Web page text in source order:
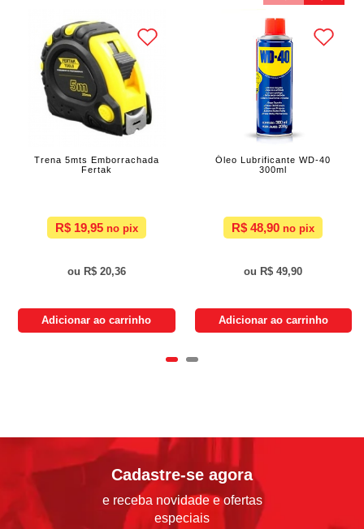
Trena 5mts Emborrachada
Fertak
R$ 19,95
R$ 20,36
Adicionar ao carrinho
Óleo Lubrificante WD-40
300ml
R$ 48,90
R$ 49,90
Adicionar ao carrinho
Cadastre-se agora
e receba novidade e ofertas
especiais